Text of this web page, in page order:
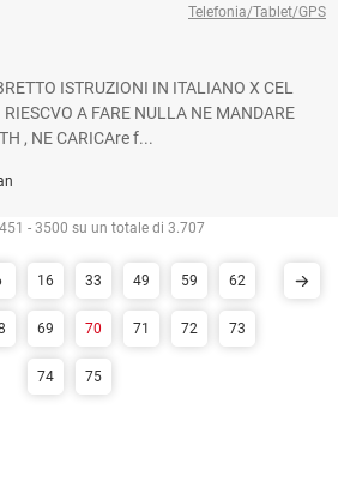
Telefonia/Tablet/GPS
ISTRUZIONI IN ITALIANO X CEL
A FARE NULLA NE MANDARE
, NE CARICAre f...
- 3500 su un totale di 3.707
16 33 49 59 62
69 70 71 72 73
74 75